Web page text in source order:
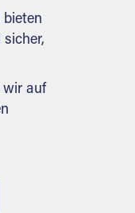
wir auf